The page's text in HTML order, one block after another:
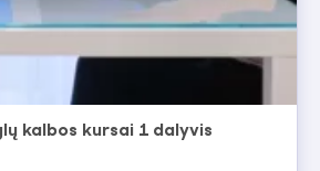
kalbos kursai 1 dalyvis